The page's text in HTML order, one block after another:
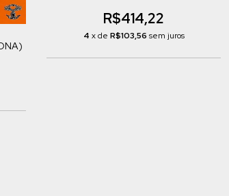
R$414,22
4 x de R$103,56 sem juros